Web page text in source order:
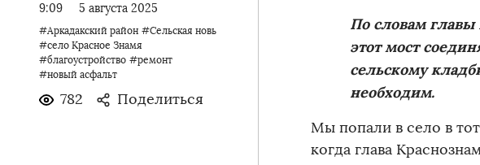
9:09 5 августа 2025
#Аркадакский район #Сельская новь
#село Красное Знамя
#благоустройство #ремонт
#новый асфальт
782 Поделиться
По словам
этот мост
сельскому
необходим.
Мы попали в село в
когда глава